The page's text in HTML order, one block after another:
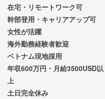
在宅・リモートワーク可
幹部登用・キャリアアップ可
女性が活躍
海外勤務経験者歓迎
ベトナム現地採用
年収600万円・月給3500USD以
上
土日完全休み